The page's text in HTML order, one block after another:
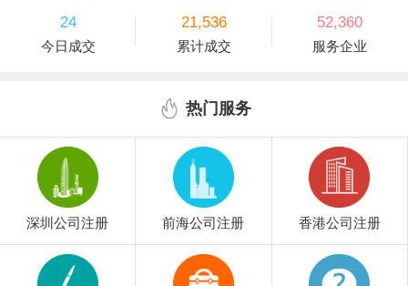
24
今日成交
21,536
累计成交
52,360
服务企业
热门服务
深圳公司注册 前海公司注册 香港公司注册